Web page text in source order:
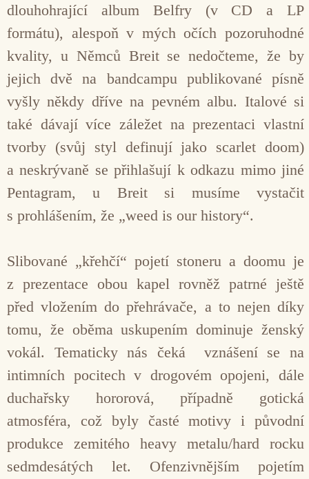
dlouhohrající album Belfry (v CD a LP
formátu), alespoň v mých očích pozoruhodné
kvality, u Němců Breit se nedočteme, že by
jejich dvě na bandcampu publikované písně
vyšly někdy dříve na pevném albu. Italové si
také dávají více záležet na prezentaci vlastní
tvorby (svůj styl definují jako scarlet doom)
a neskrývaně se přihlašují k odkazu mimo jiné
Pentagram, u Breit si musíme vystačit
s prohlášením, že „weed is our history“.
Slibované „křehčí“ pojetí stoneru a doomu je
z prezentace obou kapel rovněž patrné ještě
před vložením do přehrávače, a to nejen díky
tomu, že oběma uskupením dominuje ženský
vokál. Tematicky nás čeká vznášení se na
intimních pocitech v drogovém opojeni, dále
duchařsky hororová, případně gotická
atmosféra, což byly časté motivy i původní
produkce zemitého heavy metalu/hard rocku
sedmdesátých let. Ofenzivnějším pojetím